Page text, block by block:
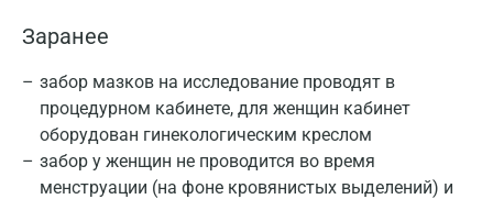
Заранее
забор мазков на исследование проводят в
процедурном кабинете, для женщин кабинет
оборудован гинекологическим креслом
забор у женщин не проводится во время
менструации (на фоне кровянистых выделений) и